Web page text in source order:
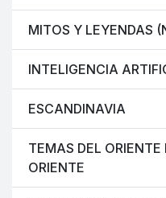
MITOS Y LEYENDAS
INTELIGENCIA
ESCANDINAVIA
TEMAS DEL ORIENTE
ORIENTE